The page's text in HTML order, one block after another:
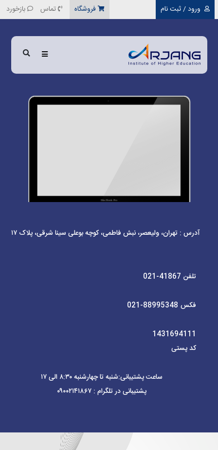
رفتن به محتوای اصلی ورود / ثبت نام فروشگاه تماس بازخورد
آدرس : تهران، ولیعصر، نبش فاطمی، کوچه بوعلی سینا شرقی، پلاک ۱۷
021-41867 تلفن
021-88995348 فکس
1431694111
کد پستی
ساعت پشتیبانی:شنبه تا چهارشنبه۸:۳۰ الی ۱۷
پشتیبانی در تلگرام : ۰۹۰۰۲۱۴۱۸۶۷